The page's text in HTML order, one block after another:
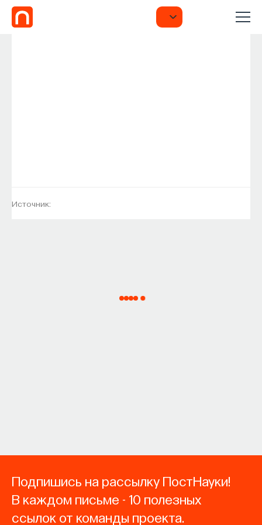
Источник:
Подпишись на рассылку ПостНауки!
В каждом письме - 10 полезных
ссылок от команды проекта.